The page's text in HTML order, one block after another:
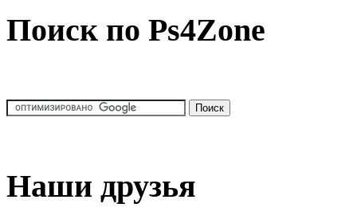
Поиск по Ps4Zone
Наши друзья